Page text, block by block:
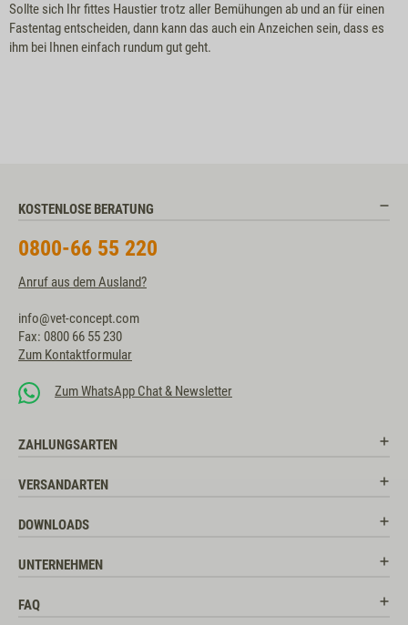
Sollte sich Ihr fittes Haustier trotz aller Bemühungen ab und an für einen
Fastentag entscheiden, dann kann das auch ein Anzeichen sein, dass es
ihm bei Ihnen einfach rundum gut geht.
KOSTENLOSE BERATUNG
0800-66 55 220
Anruf aus dem Ausland?
info@vet-concept.com
Fax: 0800 66 55 230
Zum Kontaktformular
Zum WhatsApp Chat & Newsletter
ZAHLUNGSARTEN
VERSANDARTEN
DOWNLOADS
UNTERNEHMEN
FAQ